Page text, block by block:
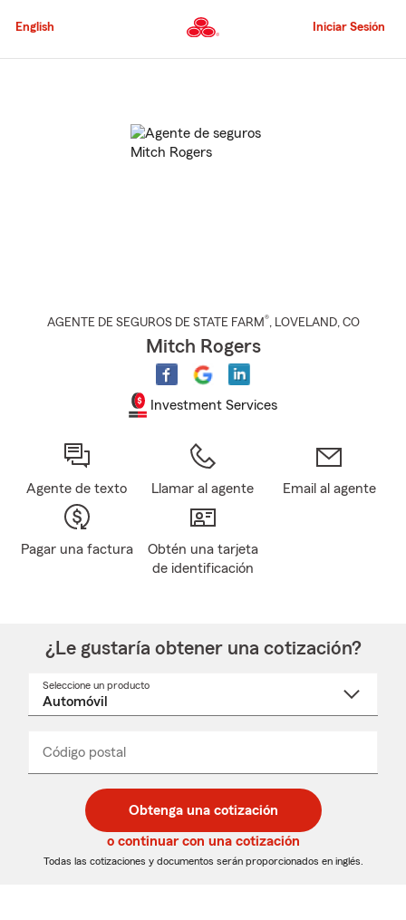
al
principal
English Iniciar Sesión
AGENTE DE SEGUROS DE STATE FARM®, LOVELAND, CO
Mitch Rogers
Investment Services
Agente de texto Llamar al agente Email al agente
Pagar una factura
Obtén una tarjeta
de identificación
¿Le gustaría obtener una cotización?
Seleccione un producto
desplegable
Código postal
de
5
dígitos
de
5
dígitos
_____
Obtenga una cotización
o continuar con una cotización
Todas las cotizaciones y documentos serán proporcionados en inglés.